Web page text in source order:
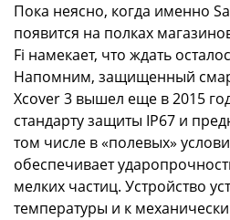
Пока неясно, когда именно
появится на полках
Fi намекает, что ждать
Напомним, защищенный
Xcover 3 вышел еще в 2015
стандарту защиты IP67 и
том числе в «полевых»
обеспечивает
мелких частиц. Устройство
температуры и к